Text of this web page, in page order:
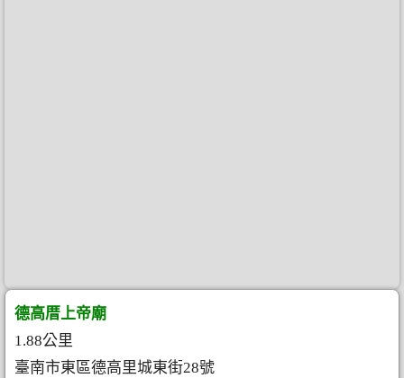
德高厝上帝廟
1.88公里
臺南市東區德高里城東街28號